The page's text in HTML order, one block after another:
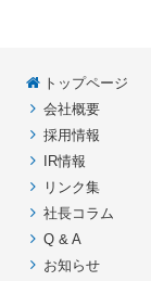
戻
る
トップページ
会社概要
採用情報
IR情報
リンク集
社長コラム
Q & A
お知らせ